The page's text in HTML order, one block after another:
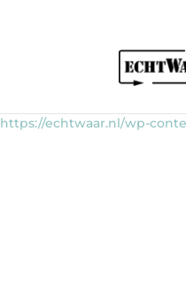
https://echtwaar.nl/wp-